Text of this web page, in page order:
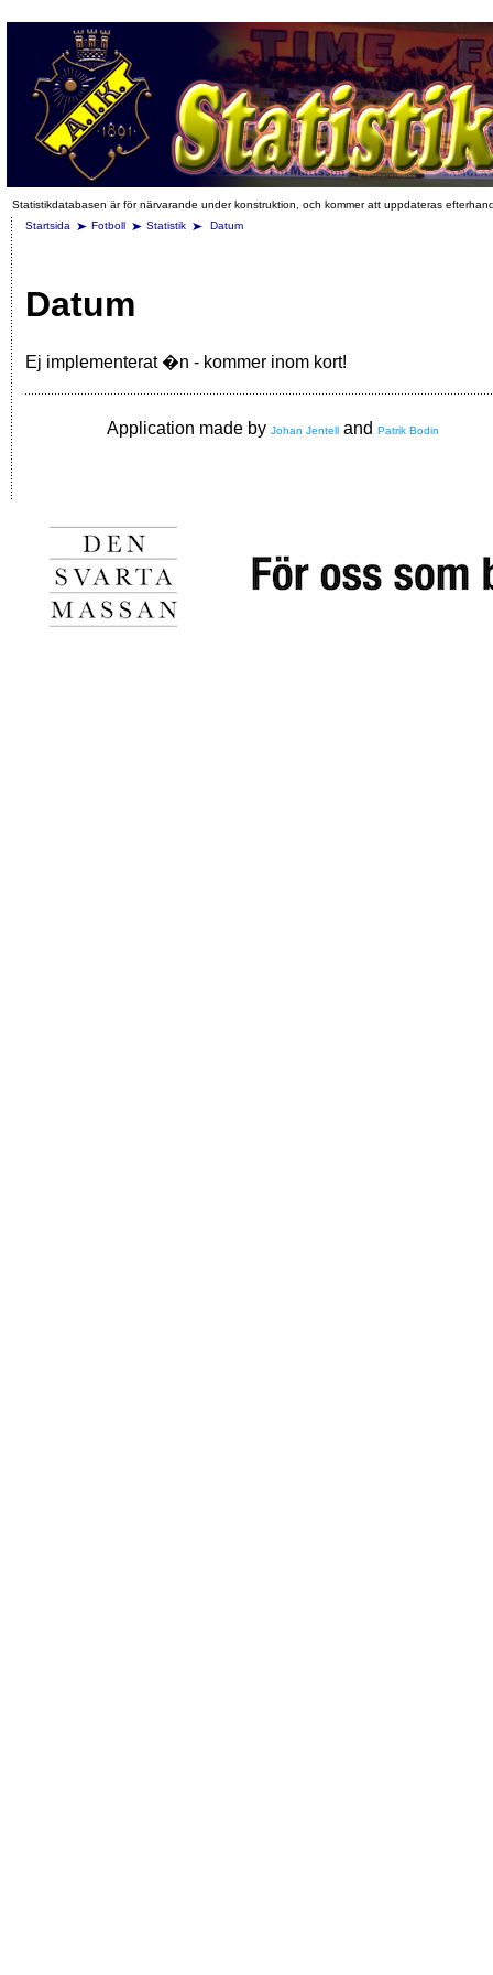
Statistikdatabasen är för närvarande under konstruktion, och kommer att uppdateras
Startsida
Fotboll Statistik Datum
Datum
Ej implementerat �n - kommer inom kort!
Application made by Johan Jentell and Patrik Bodin